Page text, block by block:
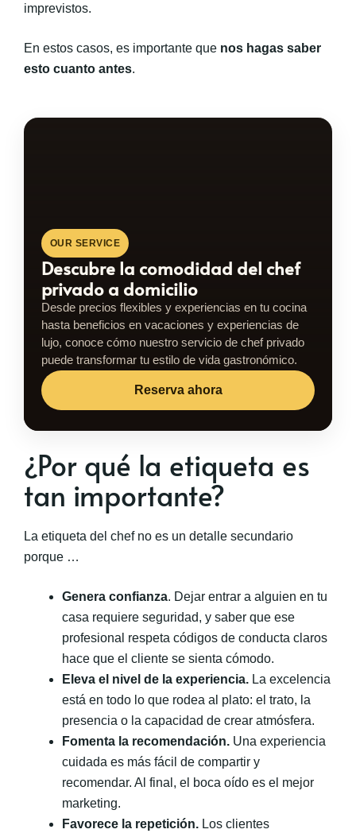
imprevistos.
En estos casos, es importante que nos hagas saber
esto cuanto antes.
OUR SERVICE
Descubre la comodidad del chef
privado a domicilio
Desde precios flexibles y experiencias en tu cocina
hasta beneficios en vacaciones y experiencias de
lujo, conoce cómo nuestro servicio de chef privado
puede transformar tu estilo de vida gastronómico.
Reserva ahora
¿Por qué la etiqueta es
tan importante?
La etiqueta del chef no es un detalle secundario
porque …
Genera confianza. Dejar entrar a alguien en tu
casa requiere seguridad, y saber que ese
profesional respeta códigos de conducta claros
hace que el cliente se sienta cómodo.
Eleva el nivel de la experiencia. La excelencia
está en todo lo que rodea al plato: el trato, la
presencia o la capacidad de crear atmósfera.
Fomenta la recomendación. Una experiencia
cuidada es más fácil de compartir y
recomendar. Al final, el boca oído es el mejor
marketing.
Favorece la repetición. Los clientes